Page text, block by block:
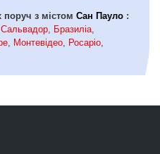
поруч з містом Сан Пауло :
Сальвадор, Бразиліа,
, Монтевідео, Росаріо,